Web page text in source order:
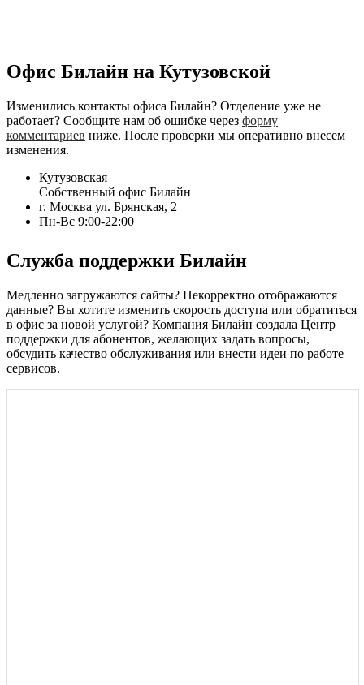
Офис Билайн на Кутузовской
Изменились контакты офиса Билайн? Отделение уже не
работает? Сообщите нам об ошибке через форму
комментариев ниже. После проверки мы оперативно внесем
изменения.
Кутузовская
Собственный офис Билайн
г. Москва ул. Брянская, 2
Пн-Вс 9:00-22:00
Служба поддержки Билайн
Медленно загружаются сайты? Некорректно отображаются
данные? Вы хотите изменить скорость доступа или обратиться
в офис за новой услугой? Компания Билайн создала Центр
поддержки для абонентов, желающих задать вопросы,
обсудить качество обслуживания или внести идеи по работе
сервисов.